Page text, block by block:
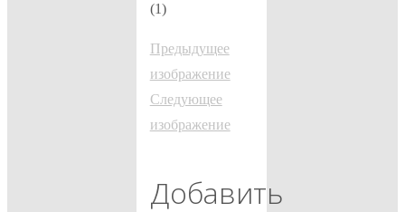
(1)
Предыдущее
изображение
Следующее
изображение
Добавить